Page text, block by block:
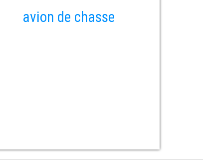
avion de chasse